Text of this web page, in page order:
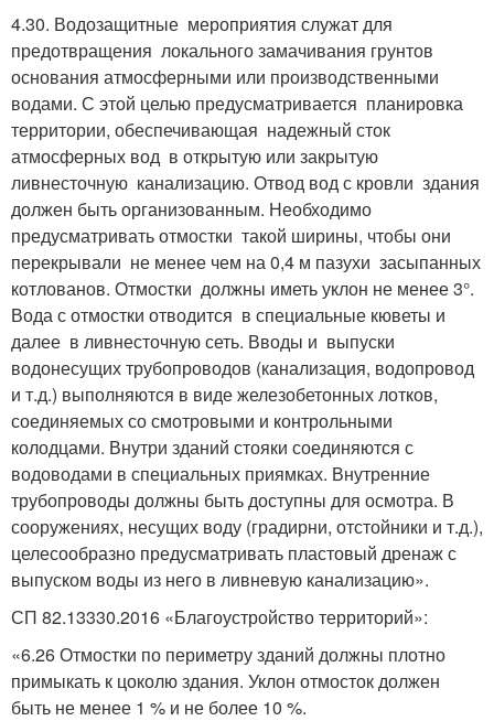
4.30. Водозащитные мероприятия служат для
предотвращения локального замачивания грунтов
основания атмосферными или производственными
водами. С этой целью предусматривается планировка
территории, обеспечивающая надежный сток
атмосферных вод в открытую или закрытую
ливнесточную канализацию. Отвод вод с кровли здания
должен быть организованным. Необходимо
предусматривать отмостки такой ширины, чтобы они
перекрывали не менее чем на 0,4 м пазухи засыпанных
котлованов. Отмостки должны иметь уклон не менее 3°.
Вода с отмостки отводится в специальные кюветы и
далее в ливнесточную сеть. Вводы и выпуски
водонесущих трубопроводов (канализация, водопровод
и т.д.) выполняются в виде железобетонных лотков,
соединяемых со смотровыми и контрольными
колодцами. Внутри зданий стояки соединяются с
водоводами в специальных приямках. Внутренние
трубопроводы должны быть доступны для осмотра. В
сооружениях, несущих воду (градирни, отстойники и т.д.),
целесообразно предусматривать пластовый дренаж с
выпуском воды из него в ливневую канализацию».
СП 82.13330.2016 «Благоустройство территорий»:
«6.26 Отмостки по периметру зданий должны плотно
примыкать к цоколю здания. Уклон отмосток должен
быть не менее 1 % и не более 10 %.